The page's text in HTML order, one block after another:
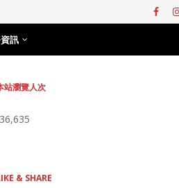
訊
站瀏覽人次
& SHARE